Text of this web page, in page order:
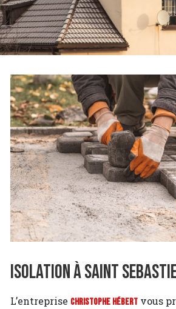
Isolation à Saint
L’entreprise Christophe Hébert vous